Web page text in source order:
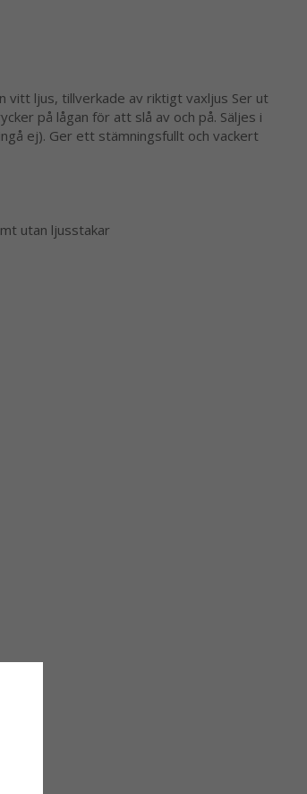
vitt ljus, tillverkade av riktigt vaxljus Ser ut
på lågan för att slå av och på. Säljes i
ej). Ger ett stämningsfullt och vackert
utan ljusstakar